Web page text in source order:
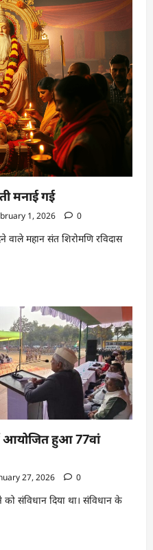
मनाई गई
1, 2026 0
वाले महान संत शिरोमणि रविदास
में आयोजित हुआ 77वां
27, 2026 0
संविधान दिया था। संविधान के